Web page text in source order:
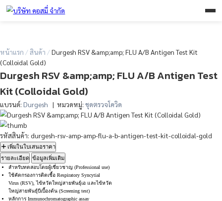
หน้าแรก /สินค้า
(Colloidal Gold)
Durgesh RSV &amp;amp; FLU A/B
Kit (Colloidal Gold)
แบรนด์:
รหัสสินค้า: durgesh-rsv-amp-amp-flu-a-b-antigen-test-kit-
เพิ่มในใบเสนอราคา
รายละเอียด ข้อมูลเพิ่มเติม
สำหรับทดสอบโดยผู้เชี่ยวชาญ (Professional use)